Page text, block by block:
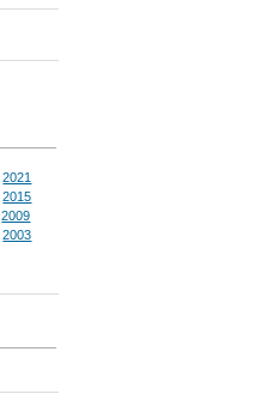
2021
2015
2009
2003